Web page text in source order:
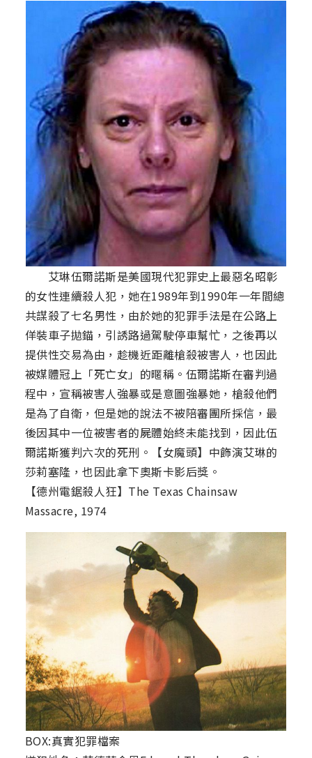
艾琳伍爾諾斯是美國現代犯罪史上最惡名昭彰
的女性連續殺人犯，她在1989年到1990年一年間總
共謀殺了七名男性，由於她的犯罪手法是在公路上
佯裝車子拋錨，引誘路過駕駛停車幫忙，之後再以
提供性交易為由，趁機近距離槍殺被害人，也因此
被媒體冠上「死亡女」的暱稱。伍爾諾斯在審判過
程中，宣稱被害人強暴或是意圖強暴她，槍殺他們
是為了自衛，但是她的說法不被陪審團所採信，最
後因其中一位被害者的屍體始終未能找到，因此伍
爾諾斯獲判六次的死刑。【女魔頭】中飾演艾琳的
莎莉塞隆，也因此拿下奧斯卡影后獎。
【德州電鋸殺人狂】The Texas Chainsaw
Massacre, 1974
BOX:真實犯罪檔案